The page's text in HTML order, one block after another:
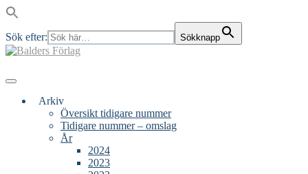
Sök efter: Sökknapp
Skip
Menu
Arkiv
Översikt tidigare nummer
Tidigare nummer – omslag
År
2024
2023